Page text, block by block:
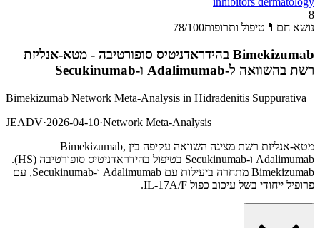
8
נושא חם 💊 טיפול ותרופות 78/100
Bimekizumab בהידראדניטיס סופורטיבה - מטא-אנליזת
רשת בהשוואה ל-Adalimumab ו-Secukinumab
Bimekizumab Network Meta-Analysis in Hidradenitis Suppurativa
JEADV·2026-04-10·Network Meta-Analysis
מטא-אנליזת רשת מציגה השוואה עקיפה בין Bimekizumab,
Adalimumab ו-Secukinumab בטיפול בהידראדניטיס סופורטיבה (HS).
Bimekizumab מתחרה ביעילות עם Adalimumab ו-Secukinumab, עם
פרופיל ייחודי בשל עיכוב כפול IL-17A/F.